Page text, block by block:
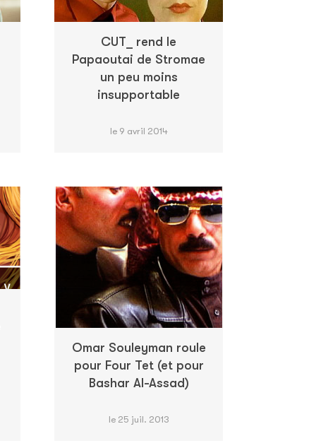
CUT_ rend le
Papaoutai de Stromae
un peu moins
insupportable
le 9 avril 2014
Omar Souleyman roule
pour Four Tet (et pour
Bashar Al-Assad)
le 25 juil. 2013